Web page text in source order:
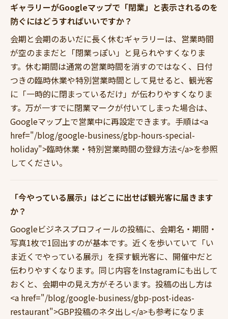
ギャラリーがGoogleマップで「閉業」と表示されるのを
防ぐにはどうすればいいですか？
会期と会期のあいだに長く休むギャラリーは、営業時間
が空のままだと「閉業っぽい」と見られやすくなりま
す。休む期間は通常の営業時間を消すのではなく、日付
つきの臨時休業や特別営業時間として見せると、観光客
に「一時的に閉まっているだけ」が伝わりやすくなりま
す。万が一すでに閉業マークが付いてしまった場合は、
Googleマップ上で営業中に再設定できます。手順は<a
href="/blog/google-business/gbp-hours-special-
holiday">臨時休業・特別営業時間の登録方法</a>を参照
してください。
「今やっている展示」はどこに出せば観光客に届きます
か？
Googleビジネスプロフィールの投稿に、会期名・期間・
写真1枚で1回出すのが基本です。近くを歩いていて「い
ま近くでやっている展示」を探す観光客に、開催中だと
伝わりやすくなります。同じ内容をInstagramにも出して
おくと、会期中の見え方がそろいます。投稿の出し方は
<a href="/blog/google-business/gbp-post-ideas-
restaurant">GBP投稿のネタ出し</a>も参考になりま